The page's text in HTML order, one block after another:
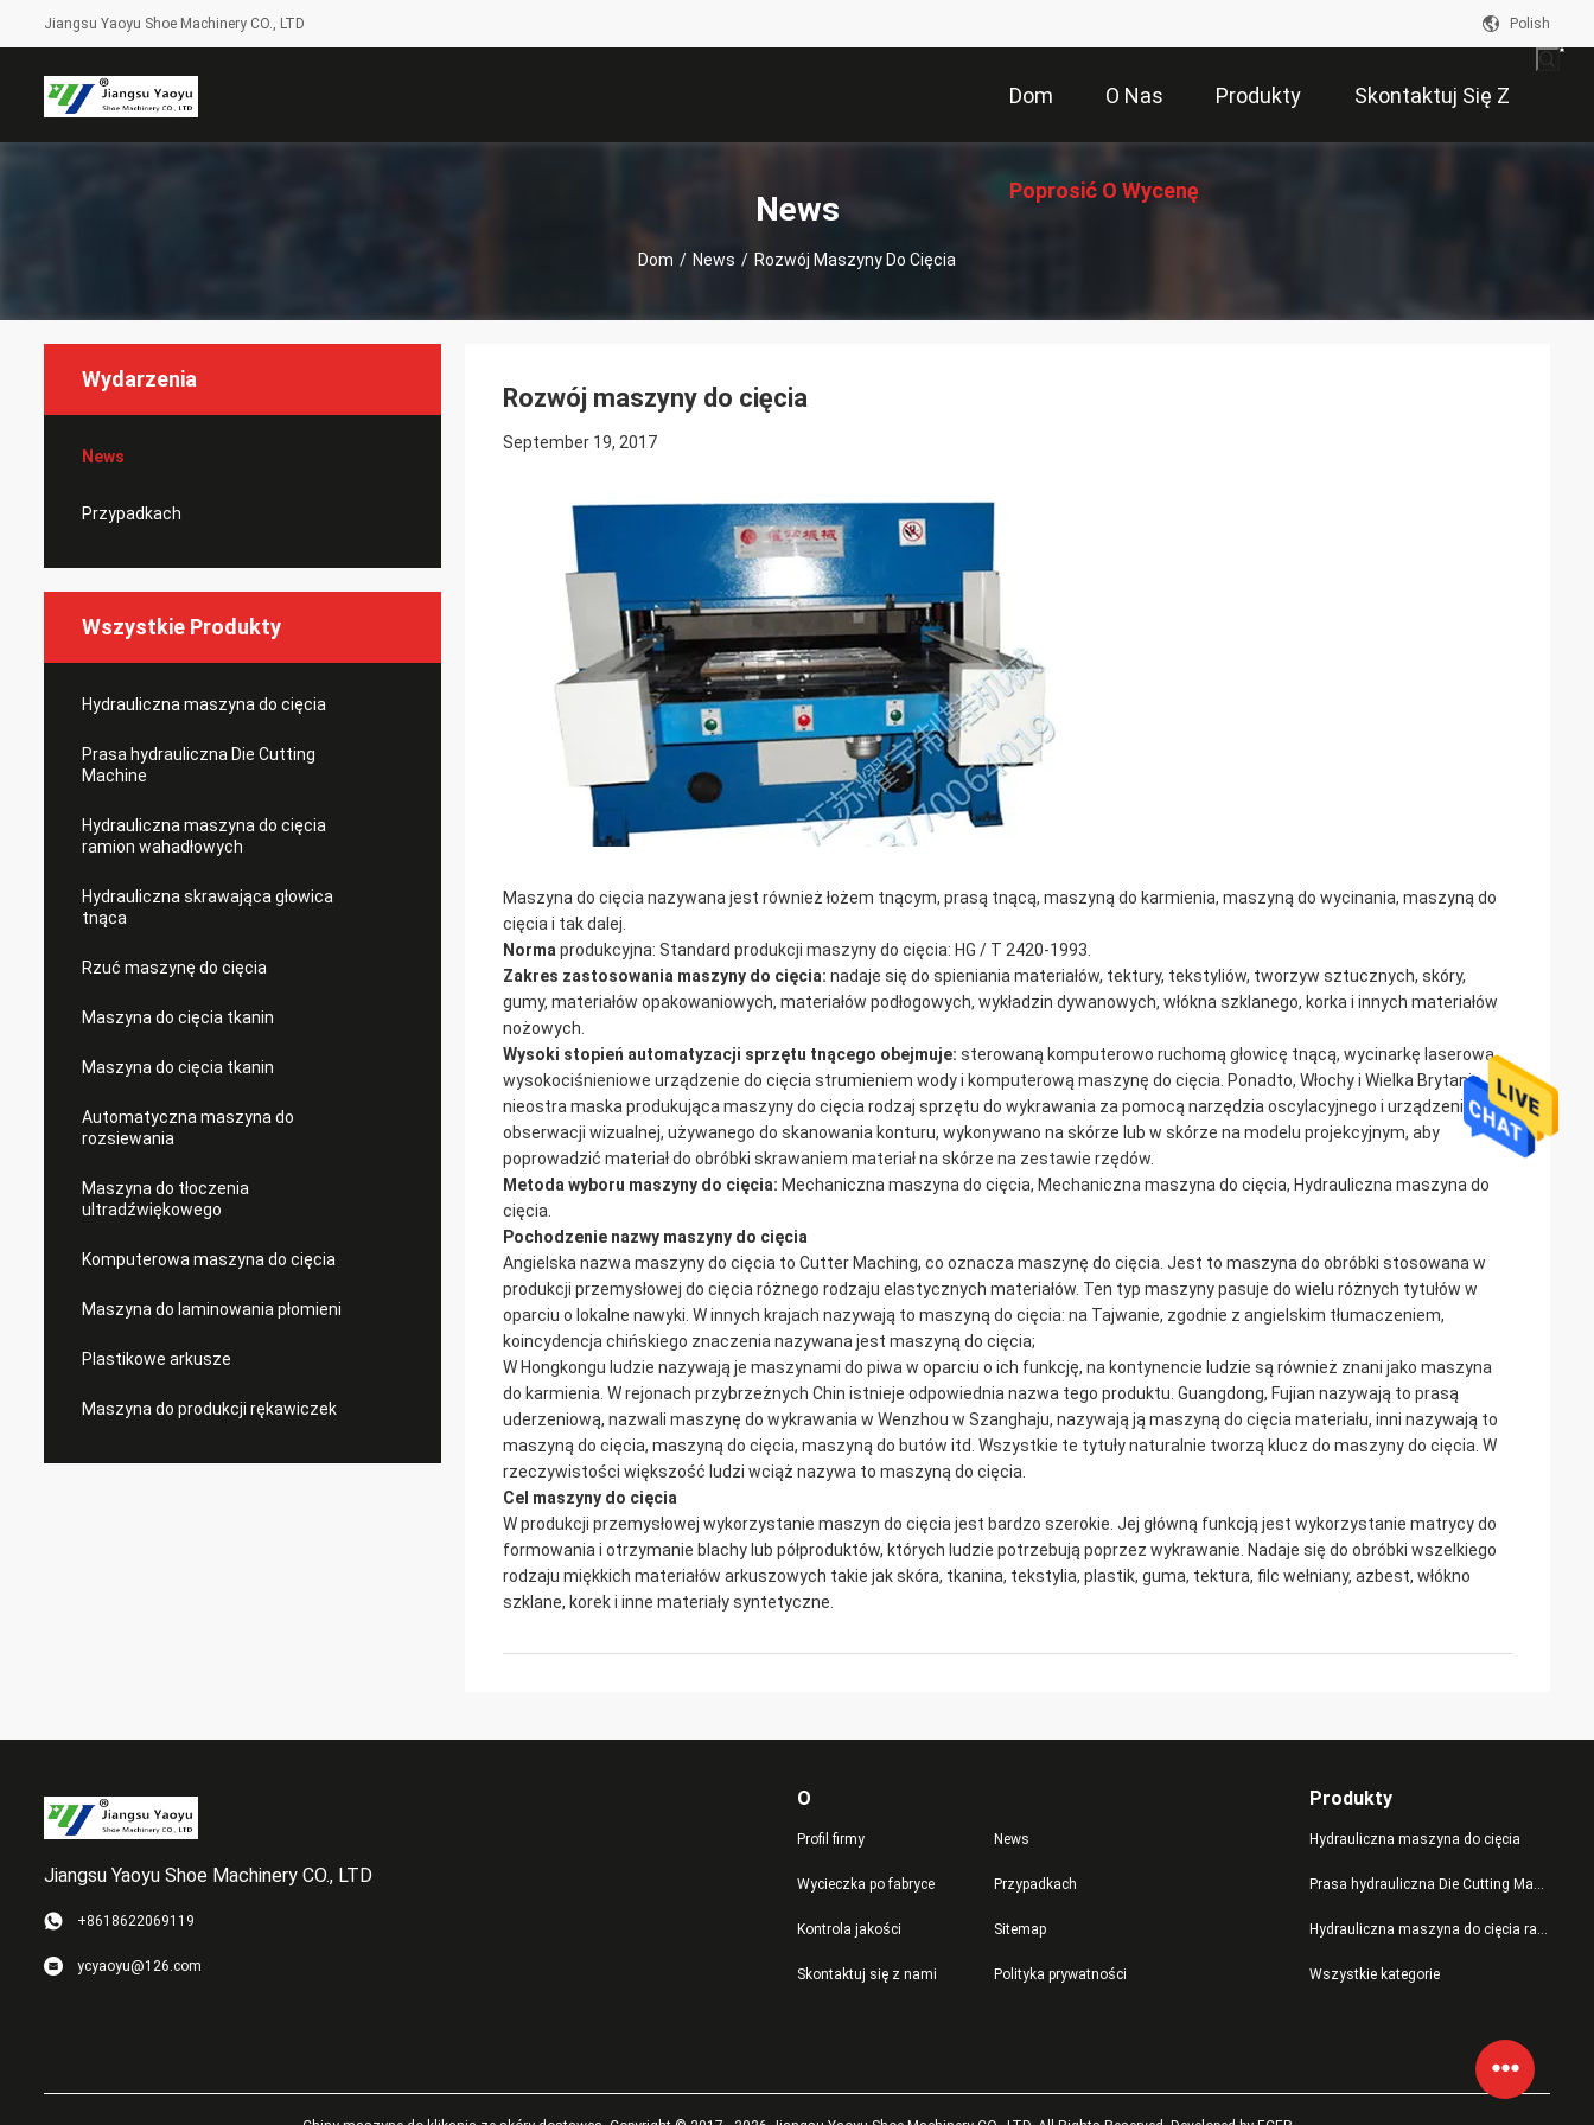
Jiangsu Yaoyu Shoe Machinery CO., LTD Polish
Dom O Nas Produkty Skontaktuj Się Z
Poprosić O Wycenę
News
Dom / News / Rozwój Maszyny Do Cięcia
Wydarzenia
News
Przypadkach
Wszystkie Produkty
Hydrauliczna maszyna do cięcia
Prasa hydrauliczna Die Cutting
Machine
Hydrauliczna maszyna do cięcia
ramion wahadłowych
Hydrauliczna skrawająca głowica
tnąca
Rzuć maszynę do cięcia
Maszyna do cięcia tkanin
Maszyna do cięcia tkanin
Automatyczna maszyna do
rozsiewania
Maszyna do tłoczenia
ultradźwiękowego
Komputerowa maszyna do cięcia
Maszyna do laminowania płomieni
Plastikowe arkusze
Maszyna do produkcji rękawiczek
Rozwój maszyny do cięcia
September 19, 2017
Maszyna do cięcia nazywana jest również łożem tnącym, prasą tnącą, maszyną do karmienia, maszyną do wycinania, maszyną do
cięcia i tak dalej.
Norma produkcyjna: Standard produkcji maszyny do cięcia: HG / T 2420-1993.
Zakres zastosowania maszyny do cięcia: nadaje się do spieniania materiałów, tektury, tekstyliów, tworzyw sztucznych, skóry,
gumy, materiałów opakowaniowych, materiałów podłogowych, wykładzin dywanowych, włókna szklanego, korka i innych materiałów
nożowych.
Wysoki stopień automatyzacji sprzętu tnącego obejmuje: sterowaną komputerowo ruchomą głowicę tnącą, wycinarkę laserową,
wysokociśnieniowe urządzenie do cięcia strumieniem wody i komputerową maszynę do cięcia. Ponadto, Włochy i Wielka Brytania
nieostra maska ​​produkująca maszyny do cięcia rodzaj sprzętu do wykrawania za pomocą narzędzia oscylacyjnego i urządzenia do
obserwacji wizualnej, używanego do skanowania konturu, wykonywano na skórze lub w skórze na modelu projekcyjnym, aby
poprowadzić materiał do obróbki skrawaniem materiał na skórze na zestawie rzędów.
Metoda wyboru maszyny do cięcia: Mechaniczna maszyna do cięcia, Mechaniczna maszyna do cięcia, Hydrauliczna maszyna do
cięcia.
Pochodzenie nazwy maszyny do cięcia
Angielska nazwa maszyny do cięcia to Cutter Maching, co oznacza maszynę do cięcia. Jest to maszyna do obróbki stosowana w
produkcji przemysłowej do cięcia różnego rodzaju elastycznych materiałów. Ten typ maszyny pasuje do wielu różnych tytułów w
oparciu o lokalne nawyki. W innych krajach nazywają to maszyną do cięcia: na Tajwanie, zgodnie z angielskim tłumaczeniem,
koincydencja chińskiego znaczenia nazywana jest maszyną do cięcia;
W Hongkongu ludzie nazywają je maszynami do piwa w oparciu o ich funkcję, na kontynencie ludzie są również znani jako maszyna
do karmienia. W rejonach przybrzeżnych Chin istnieje odpowiednia nazwa tego produktu. Guangdong, Fujian nazywają to prasą
uderzeniową, nazwali maszynę do wykrawania w Wenzhou w Szanghaju, nazywają ją maszyną do cięcia materiału, inni nazywają to
maszyną do cięcia, maszyną do cięcia, maszyną do butów itd. Wszystkie te tytuły naturalnie tworzą klucz do maszyny do cięcia. W
rzeczywistości większość ludzi wciąż nazywa to maszyną do cięcia.
Cel maszyny do cięcia
W produkcji przemysłowej wykorzystanie maszyn do cięcia jest bardzo szerokie. Jej główną funkcją jest wykorzystanie matrycy do
formowania i otrzymanie blachy lub półproduktów, których ludzie potrzebują poprzez wykrawanie. Nadaje się do obróbki wszelkiego
rodzaju miękkich materiałów arkuszowych takie jak skóra, tkanina, tekstylia, plastik, guma, tektura, filc wełniany, azbest, włókno
szklane, korek i inne materiały syntetyczne.
Jiangsu Yaoyu Shoe Machinery CO., LTD
+8618622069119
ycyaoyu@126.com
O
Profil firmy
Wycieczka po fabryce
Kontrola jakości
Skontaktuj się z nami
News
Przypadkach
Sitemap
Polityka prywatności
Produkty
Hydrauliczna maszyna do cięcia
Prasa hydrauliczna Die Cutting Machine
Hydrauliczna maszyna do cięcia ramion wahadłowych
Wszystkie kategorie